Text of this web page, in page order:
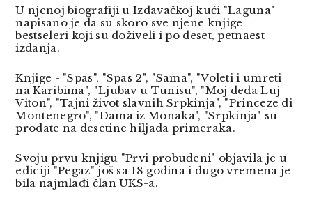
U njenoj biografiji u Izdavačkoj kući "Laguna"
napisano je da su skoro sve njene knjige
bestseleri koji su doživeli i po deset, petnaest
izdanja.
Knjige - "Spas", "Spas 2", "Sama", "Voleti i umreti
na Karibima", "Ljubav u Tunisu", "Moj deda Luj
Viton", "Tajni život slavnih Srpkinja", "Princeze di
Montenegro", "Dama iz Monaka", "Srpkinja" su
prodate na desetine hiljada primeraka.
Svoju prvu knjigu "Prvi probuđeni" objavila je u
ediciji "Pegaz" još sa 18 godina i dugo vremena je
bila najmlađi član UKS-a.